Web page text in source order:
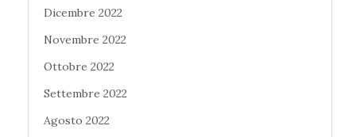
Dicembre 2022
Novembre 2022
Ottobre 2022
Settembre 2022
Agosto 2022